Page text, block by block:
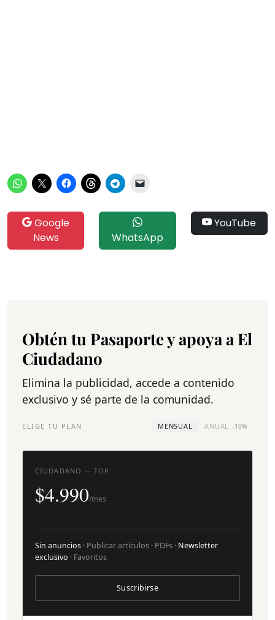
Google
News
WhatsApp
YouTube
Obtén tu Pasaporte y apoya a El
Ciudadano
Elimina la publicidad, accede a contenido
exclusivo y sé parte de la comunidad.
ELIGE TU PLAN MENSUAL ANUAL -10%
CIUDADANO — TOP
$4.990/mes
Sin anuncios · Publicar artículos · PDFs · Newsletter
exclusivo · Favoritos
Suscribirse